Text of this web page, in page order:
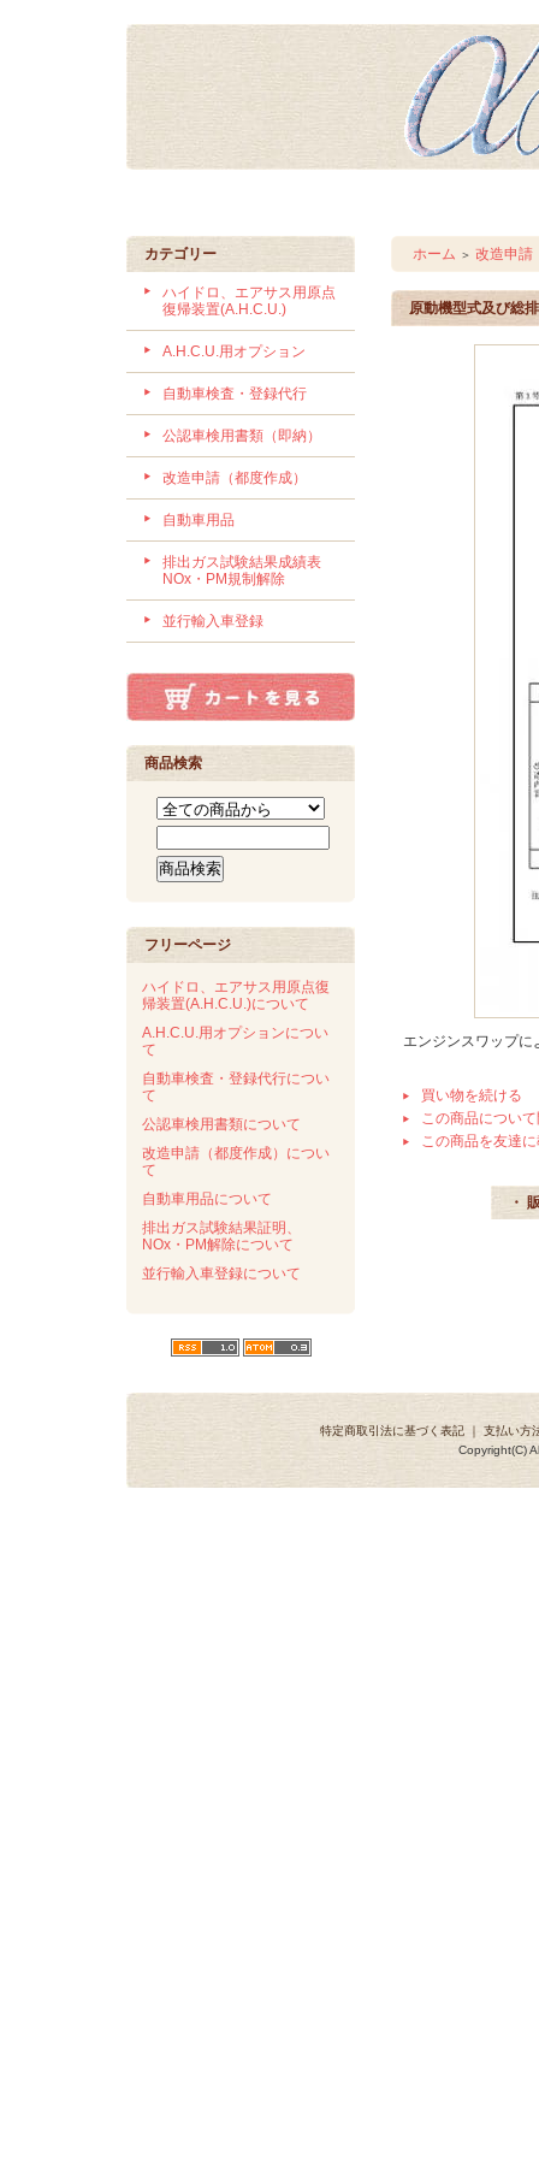
カテゴリー
ハイドロ、エアサス用原点
復帰装置(A.H.C.U.)
A.H.C.U.用オプション
自動車検査・登録代行
公認車検用書類（即納）
改造申請（都度作成）
自動車用品
排出ガス試験結果成績表
NOx・PM規制解除
並行輸入車登録
商品検索
フリーページ
ハイドロ、エアサス用原点復
帰装置(A.H.C.U.)について
A.H.C.U.用オプションについ
て
自動車検査・登録代行につい
て
公認車検用書類について
改造申請（都度作成）につい
て
自動車用品について
排出ガス試験結果証明、
NOx・PM解除について
並行輸入車登録について
ホーム ＞ 改造申請
原動機型式及び総
エンジンスワップ
買い物を続ける
この商品につい
この商品を友達
・
特定商取引法に基づく表記 ｜ 支払い方
Copyright(C)